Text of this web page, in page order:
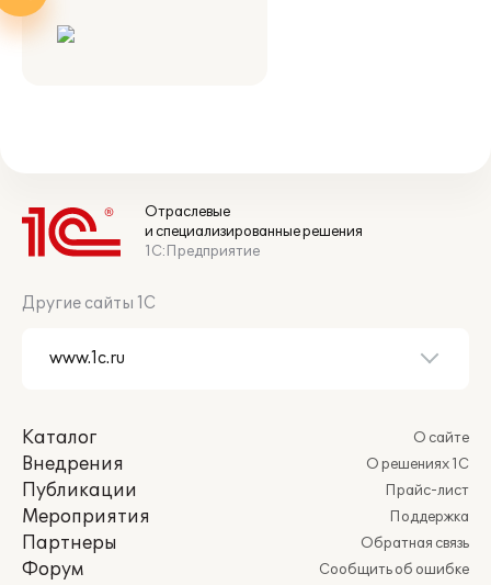
Отраслевые
и специализированные решения
1С:Предприятие
Другие сайты 1С
Каталог
Внедрения
Публикации
Мероприятия
Партнеры
Форум
О сайте
О решениях 1С
Прайс-лист
Поддержка
Обратная связь
Сообщить об ошибке